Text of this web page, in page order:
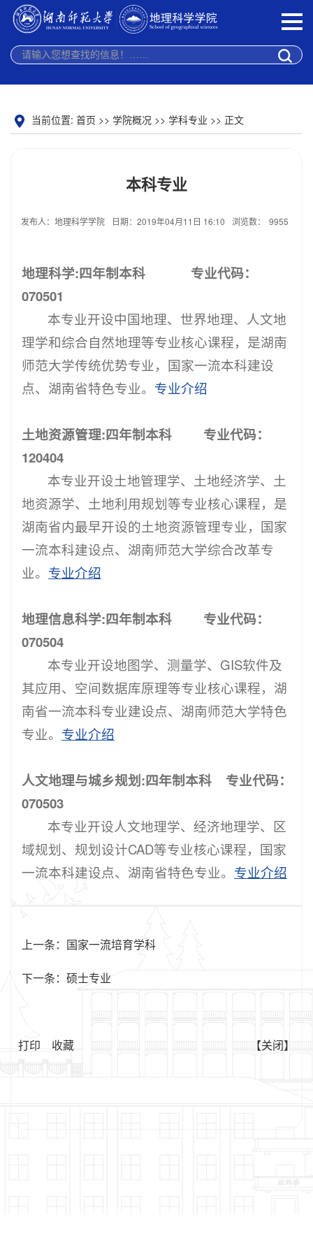
当前位置: 首页 >> 学院概况 >> 学科专业 >> 正文
本科专业
发布人：地理科学学院 日期：2019年04月11日 16:10 浏览数： 9955
地理科学:四年制本科 专业代码：
070501
本专业开设中国地理、世界地理、人文地
理学和综合自然地理等专业核心课程，是湖南
师范大学传统优势专业，国家一流本科建设
点、湖南省特色专业。 专业介绍
土地资源管理:四年制本科 专业代码：
120404
本专业开设土地管理学、土地经济学、土
地资源学、土地利用规划等专业核心课程，是
湖南省内最早开设的土地资源管理专业， 国家
一流本科建设点、湖南师范大学综合改革专
业。 专业介绍
地理信息科学:四年制本科 专业代码：
070504
本专业开设地图学、测量学、GIS软件及
其应用、空间数据库原理等专业核心课程， 湖
南省一流本科专业建设点、 湖南师范大学特色
专业。 专业介绍
人文地理与城乡规划:四年制本科 专业代码：
070503
本专业开设人文地理学、经济地理学、区
域规划、规划设计CAD等专业核心课程， 国家
一流本科建设点、湖南省特色专业。 专业介绍
上一条： 国家一流培育学科
下一条： 硕士专业
【关闭】
打印 收藏